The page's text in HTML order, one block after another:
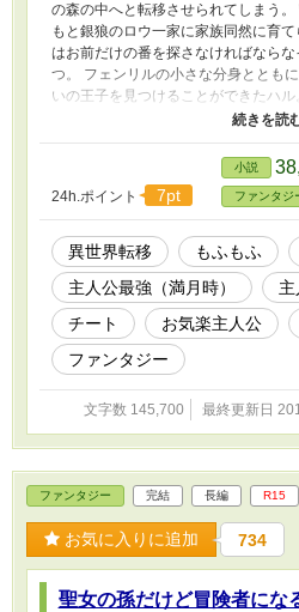
の森の中へと転移させられてしまう
もと銀狼のロウ一家に家族同然に育
はお前だけの番を探さなければなら
つ。 フェンリルの小さな分身ととも
いの王子を見つけることができたハ
途に追いかけながら、特別な力と飛
を解決していく。 お気楽主人公の恋
す。たまにシリアスになるかもしれま
24h.ポイント 7pt
小説
ファンタジ
異世界転移 もふもふ
主人公最強（満月時）
主
チート
お気楽主人公
ファンタジー
文字数 145,700 最終更新日
ファンタジー 完結 長編 R15
お気に入りに追加 734
聖女の孫だけど冒険者にな